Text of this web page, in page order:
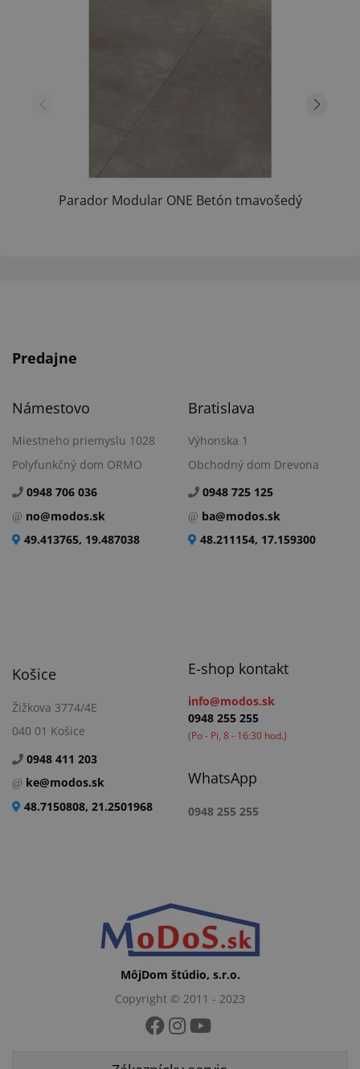
Parador Modular ONE Betón tmavošedý
Predajne
Námestovo
Miestneho priemyslu 1028
Polyfunkčný dom ORMO
0948 706 036
no@modos.sk
49.413765, 19.487038
Bratislava
Výhonska 1
Obchodný dom Drevona
0948 725 125
ba@modos.sk
48.211154, 17.159300
Košice
Žižkova 3774/4E
040 01 Košice
0948 411 203
ke@modos.sk
48.7150808, 21.2501968
E-shop kontakt
info@modos.sk
0948 255 255
(Po - Pi, 8 - 16:30 hod.)
WhatsApp
0948 255 255
MôjDom štúdio, s.r.o.
Copyright © 2011 - 2023